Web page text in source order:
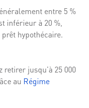
entre 5 %
inférieur à 20 %,
hypothécaire.
retirer jusqu’à 25 000
au Régime